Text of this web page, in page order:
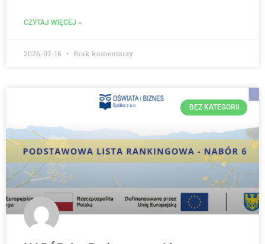
CZYTAJ WIĘCEJ »
2026-07-16 Brak komentarzy
BEZ KATEGORII